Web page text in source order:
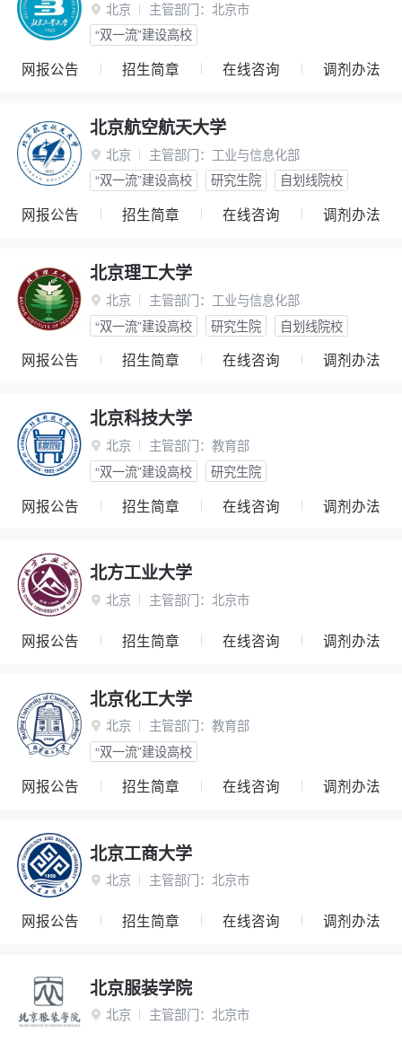
 北京 主管部门： 北京市
“双一流”建设高校
网报公告 招生简章 在线咨询 调剂办法
北京航空航天大学
 北京 主管部门： 工业与信息化部
“双一流”建设高校
研究生院 自划线院校
网报公告 招生简章 在线咨询 调剂办法
北京理工大学
 北京 主管部门： 工业与信息化部
“双一流”建设高校
研究生院 自划线院校
网报公告 招生简章 在线咨询 调剂办法
北京科技大学
 北京 主管部门： 教育部
“双一流”建设高校
研究生院
网报公告 招生简章 在线咨询 调剂办法
北方工业大学
 北京 主管部门： 北京市
网报公告 招生简章 在线咨询 调剂办法
北京化工大学
 北京 主管部门： 教育部
“双一流”建设高校
网报公告 招生简章 在线咨询 调剂办法
北京工商大学
 北京 主管部门： 北京市
网报公告 招生简章 在线咨询 调剂办法
北京服装学院
 北京 主管部门： 北京市